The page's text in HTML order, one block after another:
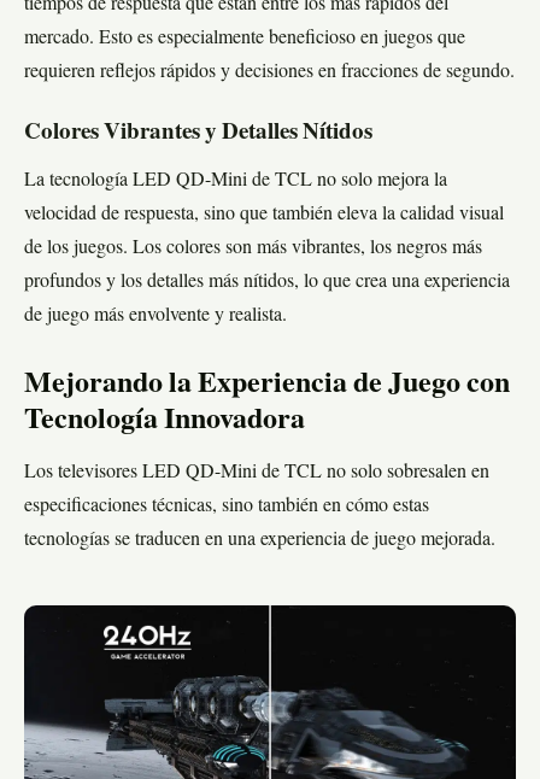
tiempos de respuesta que están entre los más rápidos del
mercado. Esto es especialmente beneficioso en juegos que
requieren reflejos rápidos y decisiones en fracciones de segundo.
Colores Vibrantes y Detalles Nítidos
La tecnología LED QD-Mini de TCL no solo mejora la
velocidad de respuesta, sino que también eleva la calidad visual
de los juegos. Los colores son más vibrantes, los negros más
profundos y los detalles más nítidos, lo que crea una experiencia
de juego más envolvente y realista.
Mejorando la Experiencia de Juego con
Tecnología Innovadora
Los televisores LED QD-Mini de TCL no solo sobresalen en
especificaciones técnicas, sino también en cómo estas
tecnologías se traducen en una experiencia de juego mejorada.